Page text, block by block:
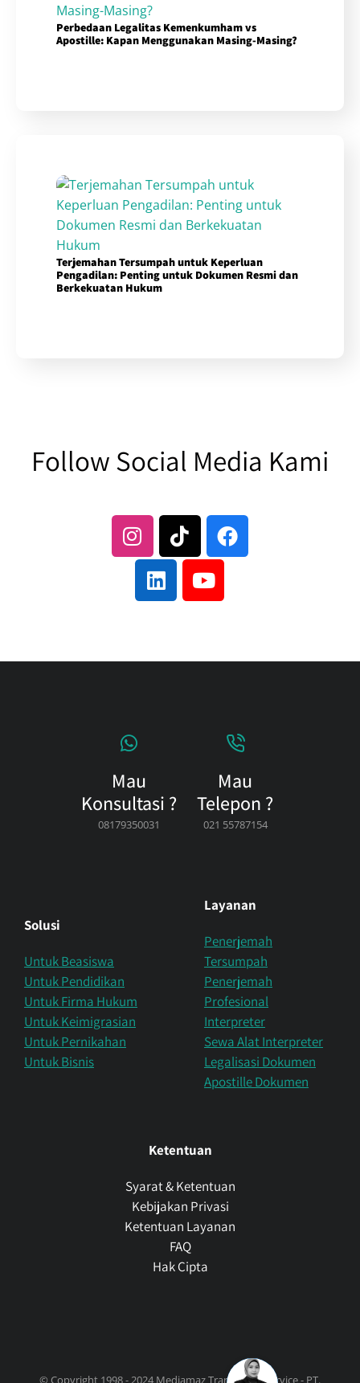
Perbedaan Legalitas Kemenkumham vs
Apostille: Kapan Menggunakan Masing-Masing?
Terjemahan Tersumpah untuk Keperluan
Pengadilan: Penting untuk Dokumen Resmi dan
Berkekuatan Hukum
Follow Social Media Kami
Mau
Konsultasi ?
08179350031
Mau
Telepon ?
021 55787154
Solusi
Untuk Beasiswa
Untuk Pendidikan
Untuk Firma Hukum
Untuk Keimigrasian
Untuk Pernikahan
Untuk Bisnis
Layanan
Penerjemah
Tersumpah
Penerjemah
Profesional
Interpreter
Sewa Alat Interpreter
Legalisasi Dokumen
Apostille Dokumen
Ketentuan
Syarat & Ketentuan
Kebijakan Privasi
Ketentuan Layanan
FAQ
Hak Cipta
© Copyright 1998 - 2024 Mediamaz Translation Service - PT.